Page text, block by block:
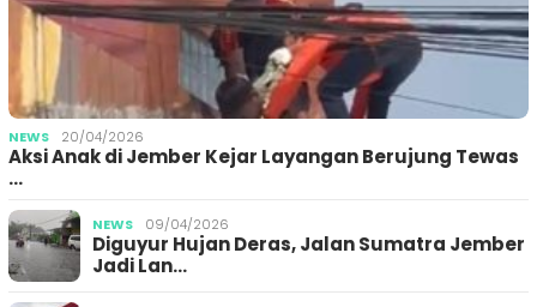
NEWS 20/04/2026
Aksi Anak di Jember Kejar Layangan Berujung Tewas
…
NEWS 09/04/2026
Diguyur Hujan Deras, Jalan Sumatra Jember
Jadi Lan…